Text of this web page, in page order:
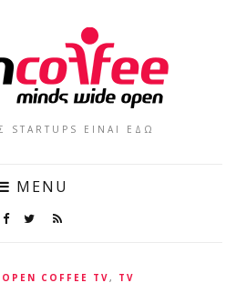
STARTUPS ΕΙΝΑΙ ΕΔΩ
MENU
OPEN COFFEE TV, TV